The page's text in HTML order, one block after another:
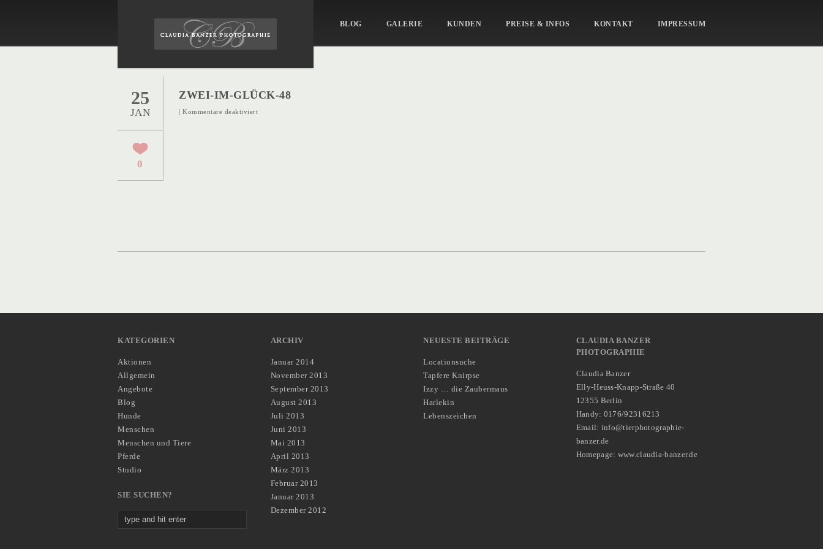
BLOG GALERIE KUNDEN PREISE & INFOS KONTAKT IMPRESSUM
25
JAN
0
ZWEI-IM-GLÜCK-48
| Kommentare deaktiviertfür
KATEGORIEN
Aktionen
Allgemein
Angebote
Blog
Hunde
Menschen
Menschen und Tiere
Pferde
Studio
SIE SUCHEN?
ARCHIV
Januar 2014
November 2013
September 2013
August 2013
Juli 2013
Juni 2013
Mai 2013
April 2013
März 2013
Februar 2013
Januar 2013
Dezember 2012
NEUESTE BEITRÄGE
Locationsuche
Tapfere Knirpse
Izzy … die Zaubermaus
Harlekin
Lebenszeichen
CLAUDIA BANZER
PHOTOGRAPHIE
Claudia Banzer
Elly-Heuss-Knapp-Straße 40
12355 Berlin
Handy: 0176/92316213
Email: info@tierphotographie-
banzer.de
Homepage: www.claudia-banzer.de